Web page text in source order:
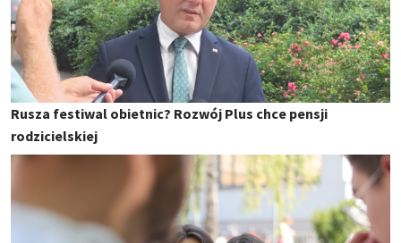
Rusza festiwal obietnic? Rozwój Plus chce pensji
rodzicielskiej